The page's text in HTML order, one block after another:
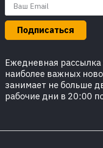
Подписаться
Ежедневная
наиболее важных
занимает не больше
рабочие дни в 20:00